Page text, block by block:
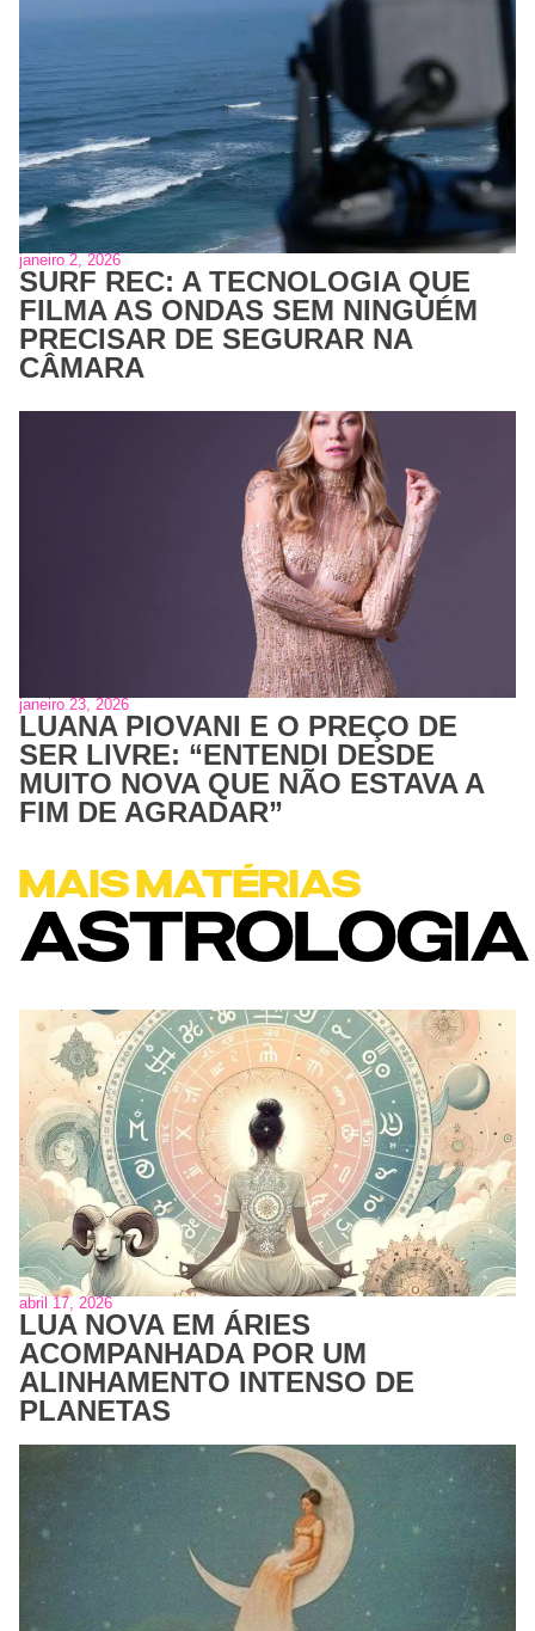
janeiro 2, 2026
SURF REC: A TECNOLOGIA QUE
FILMA AS ONDAS SEM NINGUÉM
PRECISAR DE SEGURAR NA
CÂMARA
janeiro 23, 2026
LUANA PIOVANI E O PREÇO DE
SER LIVRE: “ENTENDI DESDE
MUITO NOVA QUE NÃO ESTAVA A
FIM DE AGRADAR”
MAIS MATÉRIAS
ASTROLOGIA
abril 17, 2026
LUA NOVA EM ÁRIES
ACOMPANHADA POR UM
ALINHAMENTO INTENSO DE
PLANETAS